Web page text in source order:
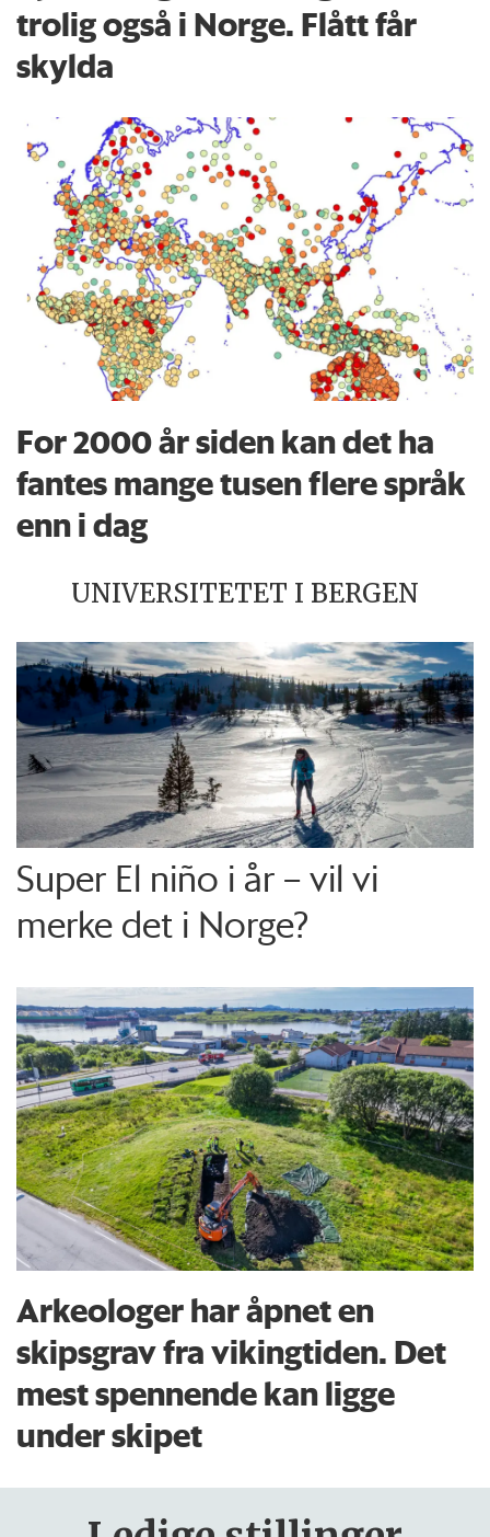
trolig også i Norge. Flått får
skylda
For 2000 år siden kan det ha
fantes mange tusen flere språk
enn i dag
UNIVERSITETET I BERGEN
Super El niño i år – vil vi
merke det i Norge?
Arkeologer har åpnet en
skipsgrav fra vikingtiden. Det
mest spennende kan ligge
under skipet